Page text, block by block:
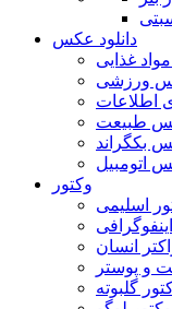
دانلود عکس
غذایی
ورزشی
اطلاعات
طبیعت
بکگراند
اتومبیل
وکتور
اسلیمی
اینفوگرافی
انسان
و پوستر
گلبوته